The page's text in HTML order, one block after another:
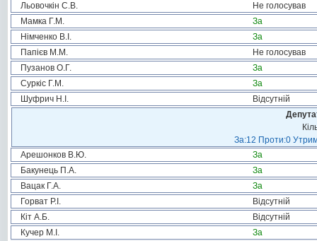
Льовочкін С.В.
Не голосував
Мамка Г.М.
За
Німченко В.І.
За
Папієв М.М.
Не голосував
Пузанов О.Г.
За
Суркіс Г.М.
За
Шуфрич Н.І.
Відсутній
За:12 Проти:0
Арешонков В.Ю.
За
Бакунець П.А.
За
Вацак Г.А.
За
Горват Р.І.
Відсутній
Кіт А.Б.
Відсутній
Кучер М.І.
За